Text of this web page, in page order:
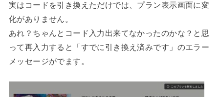
実はコードを引き換えただけでは、プラン表示画面に変
化がありません。
あれ？ちゃんとコード入力出来てなかったのかな？と思
って再入力すると「すでに引き換え済みです」のエラー
メッセージがでます。